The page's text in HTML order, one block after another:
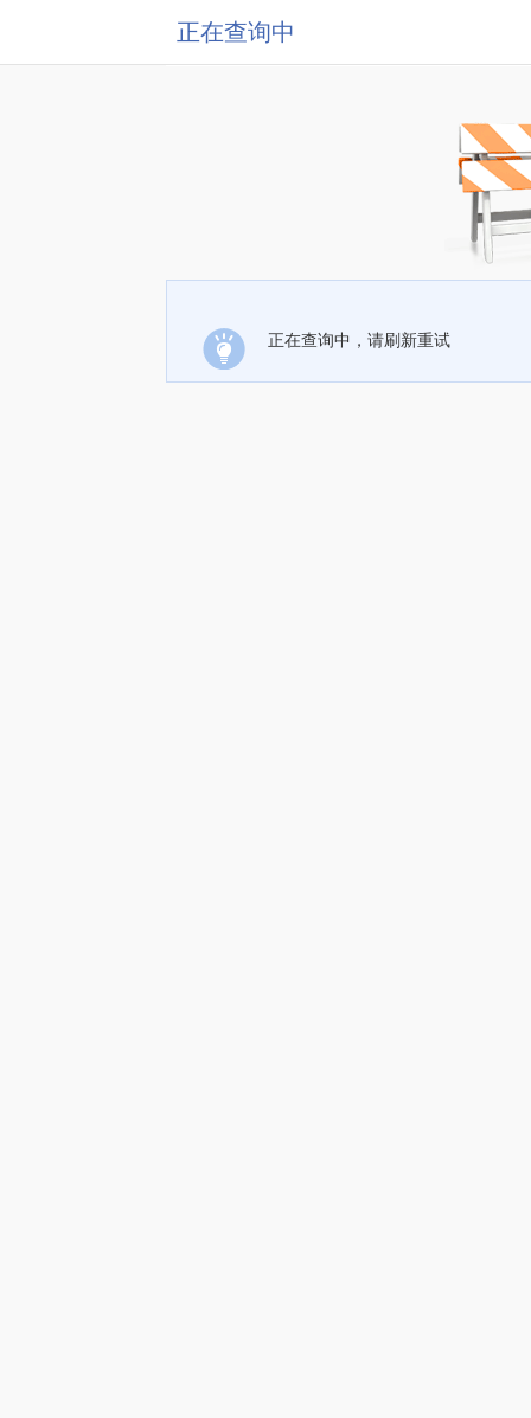
正在查询中
正在查询中，请刷新重试